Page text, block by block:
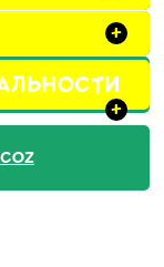
+
+